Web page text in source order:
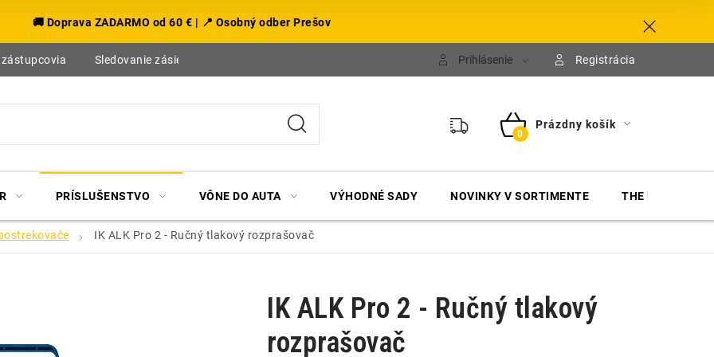
🚚 Doprava ZADARMO od 60 € | 📍 Osobný odber Prešov
Sledovanie zásielky Prihlásenie Registrácia
NÁKUPNÝ
Prázdny košík
PRÍSLUŠENSTVO VÔNE DO AUTA VÝHODNÉ SADY NOVINKY V SORTIMENTE THE FINISHER
IK ALK Pro 2 - Ručný tlakový rozprašovač
IK ALK Pro 2 - Ručný tlakový
rozprašovač